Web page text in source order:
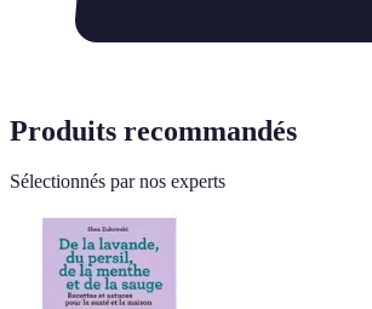
Produits recommandés
Sélectionnés par nos experts